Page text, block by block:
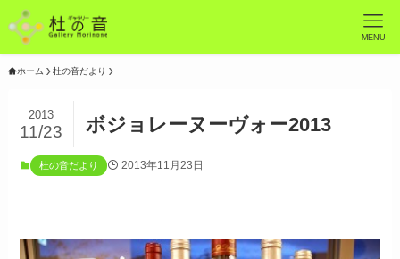
MENU
ホーム 杜の音だより
ボジョレーヌーヴォー2013
2013
11/23
杜の音だより 2013年11月23日